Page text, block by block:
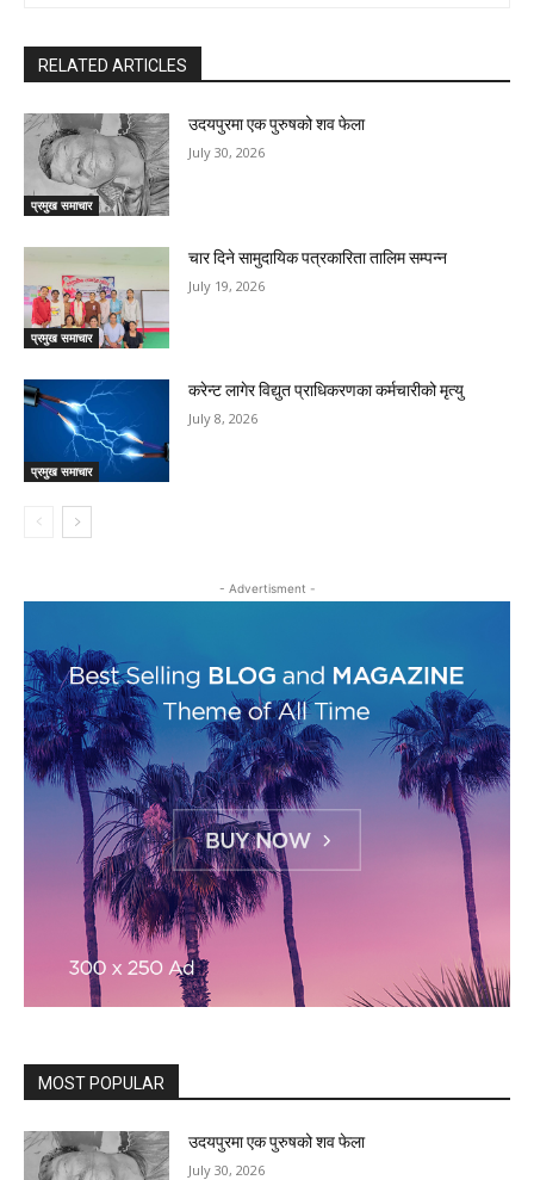
RELATED ARTICLES
प्रमुख समाचार
उदयपुरमा एक पुरुषको शव फेला
July 30, 2026
प्रमुख समाचार
चार दिने सामुदायिक पत्रकारिता तालिम सम्पन्न
July 19, 2026
प्रमुख समाचार
करेन्ट लागेर विद्युत प्राधिकरणका कर्मचारीको मृत्यु
July 8, 2026
- Advertisment -
MOST POPULAR
उदयपुरमा एक पुरुषको शव फेला
July 30, 2026